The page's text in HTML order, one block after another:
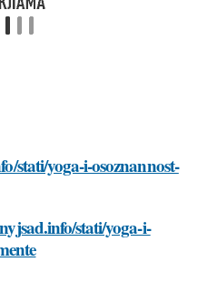
stati/yoga-i-osoznannost-
stati/yoga-i-